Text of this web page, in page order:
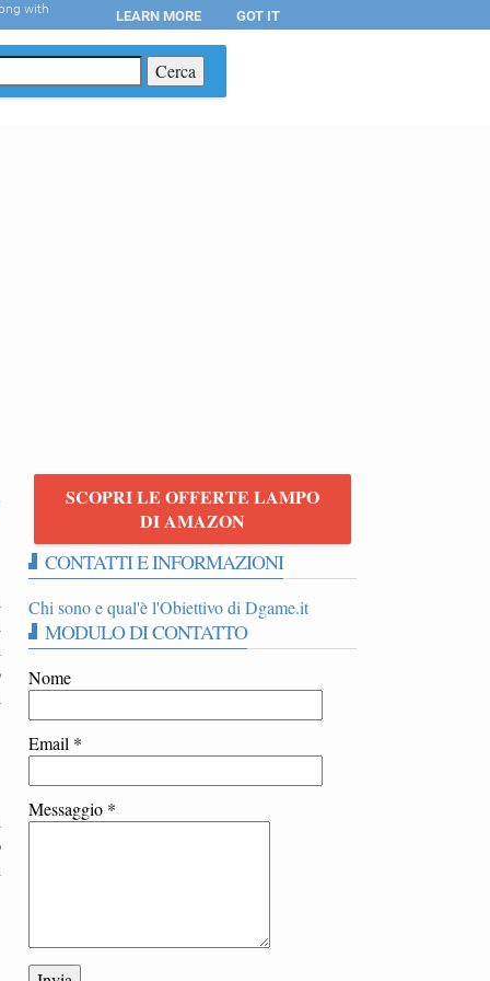
SCOPRI LE OFFERTE LAMPO
DI AMAZON
CONTATTI E INFORMAZIONI
Chi sono e qual'è l'Obiettivo di Dgame.it
MODULO DI CONTATTO
Nome
Email *
Messaggio *
with LEARN MORE GOT IT